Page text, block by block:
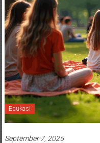
Edukasi
September 7, 2025